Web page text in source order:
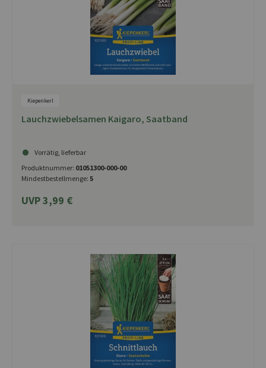
Kiepenkerl
Lauchzwiebelsamen Kaigaro, Saatband
Vorrätig, lieferbar
Produktnummer: 01051300-000-00
Mindestbestellmenge: 5
UVP 3,99 €